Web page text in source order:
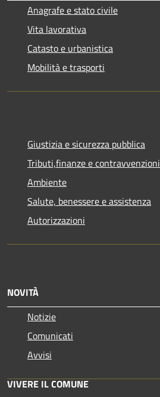
Anagrafe e stato civile
Vita lavorativa
Catasto e urbanistica
Mobilità e trasporti
Giustizia e sicurezza pubblica
Tributi,finanze e contravvenzioni
Ambiente
Salute, benessere e assistenza
Autorizzazioni
NOVITÀ
Notizie
Comunicati
Avvisi
VIVERE IL COMUNE